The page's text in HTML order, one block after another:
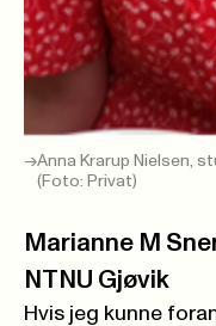
Anna Krarup Nielsen,
(Foto: Privat)
Marianne M
NTNU Gjøvik
Hvis jeg kunne